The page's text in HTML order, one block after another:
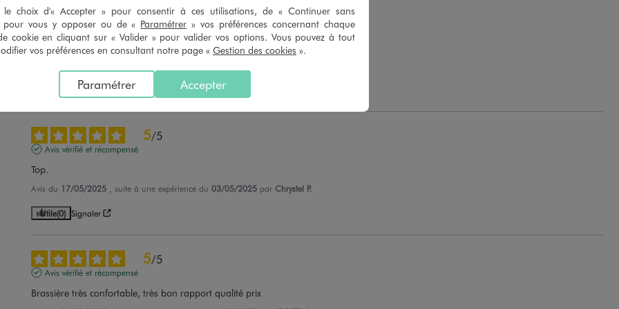
5/5
Avis vérifié et récompensé
Super
Signaler
5/5
Avis vérifié et récompensé
Top.
Avis du 17/05/2025 , suite à une expérience du 03/05/2025 par Chrystel P.
Utile(0) Signaler
5/5
Avis vérifié et récompensé
Brassière très confortable, très bon rapport qualité prix
le choix d'« Accepter » pour consentir à ces utilisations, de « Continuer sans
pour vous y opposer ou de « Paramétrer » vos préférences concernant chaque
cookie en cliquant sur « Valider » pour valider vos options. Vous pouvez à tout
vos préférences en consultant notre page « Gestion des cookies ».
Accepter
Paramétrer